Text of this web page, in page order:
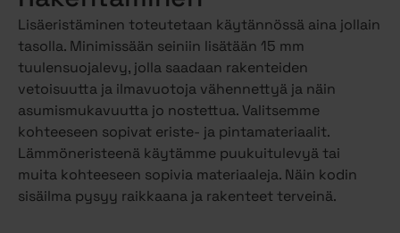
Lisäeristäminen toteutetaan käytännössä aina jollain
tasolla. Minimissään seiniin lisätään 15 mm
tuulensuojalevy, jolla saadaan rakenteiden
vetoisuutta ja ilmavuotoja vähennettyä ja näin
asumismukavuutta jo nostettua. Valitsemme
kohteeseen sopivat eriste- ja pintamateriaalit.
Lämmöneristeenä käytämme puukuitulevyä tai
muita kohteeseen sopivia materiaaleja. Näin kodin
sisäilma pysyy raikkaana ja rakenteet terveinä.